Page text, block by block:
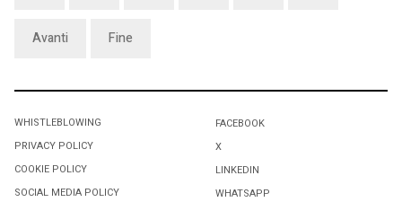
Avanti Fine
WHISTLEBLOWING
PRIVACY POLICY
COOKIE POLICY
SOCIAL MEDIA POLICY
FACEBOOK
X
LINKEDIN
WHATSAPP